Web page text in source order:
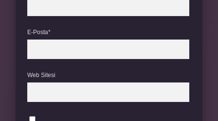
E-Posta*
Web Sitesi